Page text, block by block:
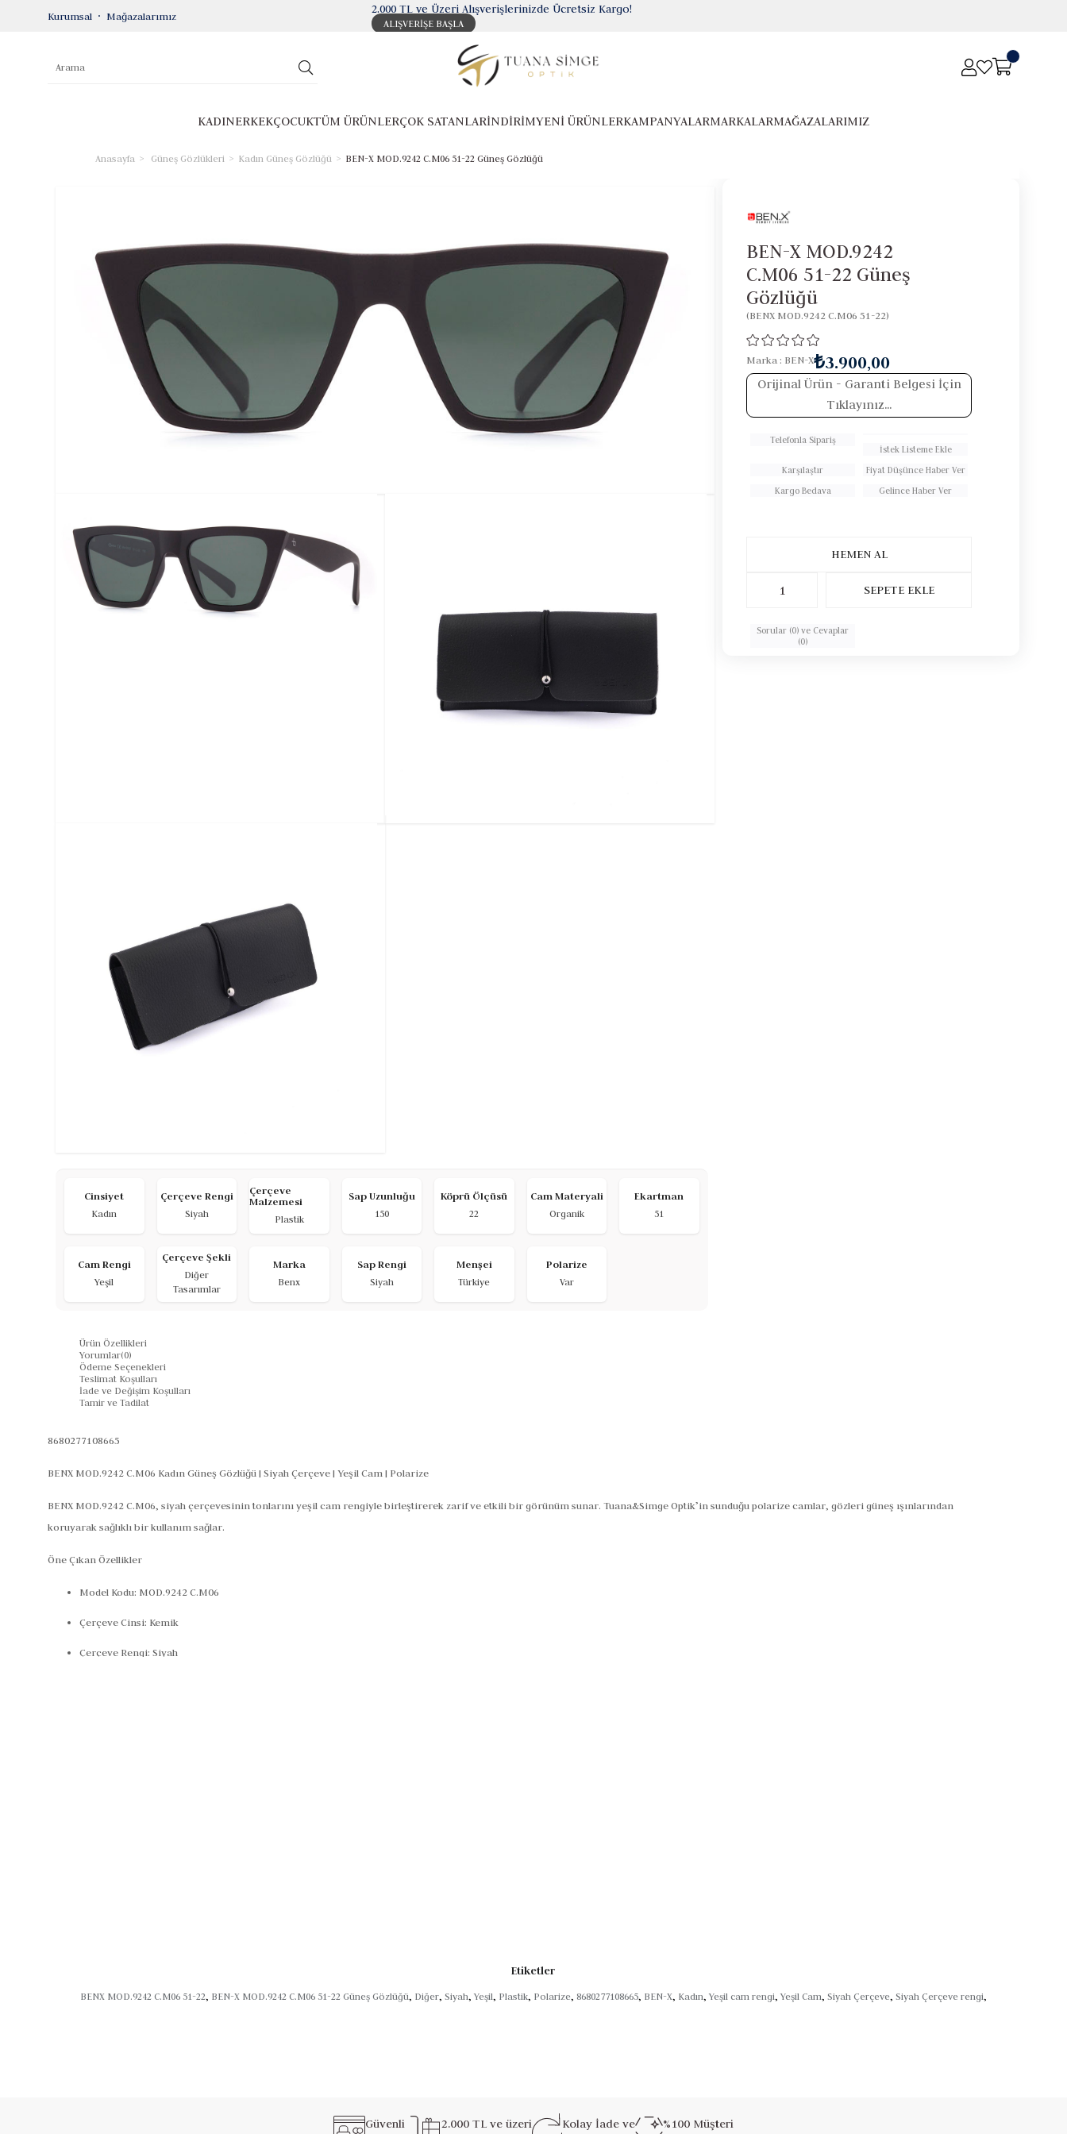
Kurumsal Mağazalarımız 2.000 TL ve Üzeri Alışverişlerinizde Ücretsiz Kargo!
ALIŞVERİŞE BAŞLA
KADINERKEKÇOCUKTÜM ÜRÜNLERÇOK SATANLARİNDİRİMYENİ ÜRÜNLERKAMPANYALARMARKALARMAĞAZALARIMIZ
Anasayfa Güneş Gözlükleri Kadın Güneş Gözlüğü BEN-X MOD.9242 C.M06 51-22 Güneş Gözlüğü
Cinsiyet
Kadın
Çerçeve Rengi
Siyah
Çerçeve
Malzemesi
Plastik
Sap Uzunluğu
150
Köprü Ölçüsü
22
Cam Materyali
Organik
Ekartman
51
Cam Rengi
Yeşil
Çerçeve Şekli
Diğer
Tasarımlar
Marka
Benx
Sap Rengi
Siyah
Menşei
Türkiye
Polarize
Var
BEN-X MOD.9242
C.M06 51-22 Güneş
Gözlüğü
(BENX MOD.9242 C.M06 51-22)
Marka : BEN-X₺3.900,00
Orijinal Ürün - Garanti Belgesi İçin
Tıklayınız...
Telefonla Sipariş
İstek Listeme Ekle
Karşılaştır
Fiyat Düşünce Haber Ver
Kargo Bedava
Gelince Haber Ver
Sorular (0) ve Cevaplar
(0)
Ürün Özellikleri
Yorumlar(0)
Ödeme Seçenekleri
Teslimat Koşulları
İade ve Değişim Koşulları
Tamir ve Tadilat
8680277108665
BENX MOD.9242 C.M06 Kadın Güneş Gözlüğü | Siyah Çerçeve | Yeşil Cam | Polarize
BENX MOD.9242 C.M06, siyah çerçevesinin tonlarını yeşil cam rengiyle birleştirerek zarif ve etkili bir görünüm sunar. Tuana&Simge Optik’in sunduğu polarize camlar, gözleri güneş ışınlarından
koruyarak sağlıklı bir kullanım sağlar.
Öne Çıkan Özellikler
Model Kodu: MOD.9242 C.M06
Çerçeve Cinsi: Kemik
Çerçeve Rengi: Siyah
Etiketler
BENX MOD.9242 C.M06 51-22, BEN-X MOD.9242 C.M06 51-22 Güneş Gözlüğü, Diğer, Siyah, Yeşil, Plastik, Polarize, 8680277108665, BEN-X, Kadın, Yeşil cam rengi, Yeşil Cam, Siyah Çerçeve, Siyah Çerçeve rengi,
Güvenli
2.000 TL ve üzeri
Kolay İade ve
%100 Müşteri